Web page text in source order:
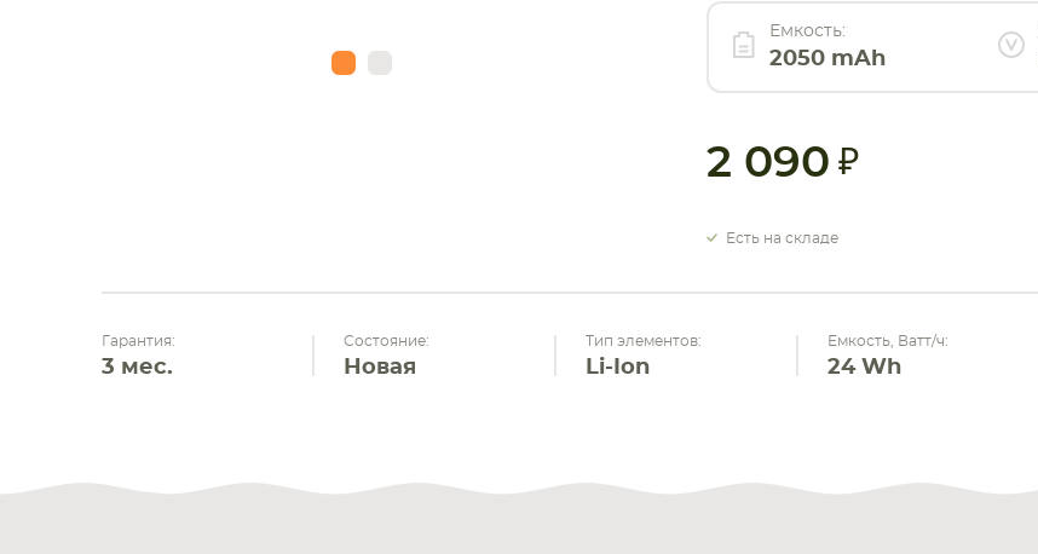
Емкость:
2050 mAh
2 090
Есть на складе
Гарантия:
3 мес.
Состояние:
Новая
Тип элементов:
Li-Ion
Емкость, Ватт/ч:
24 Wh